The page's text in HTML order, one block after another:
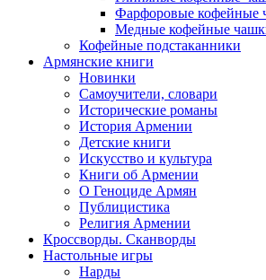
Фарфоровые кофейные
Медные кофейные
Кофейные подстаканники
Армянские книги
Новинки
Самоучители, словари
Исторические романы
История Армении
Детские книги
Иcкусство и культура
Книги об Армении
О Геноциде Армян
Публицистика
Религия Армении
Кроссворды. Сканворды
Настольные игры
Нарды